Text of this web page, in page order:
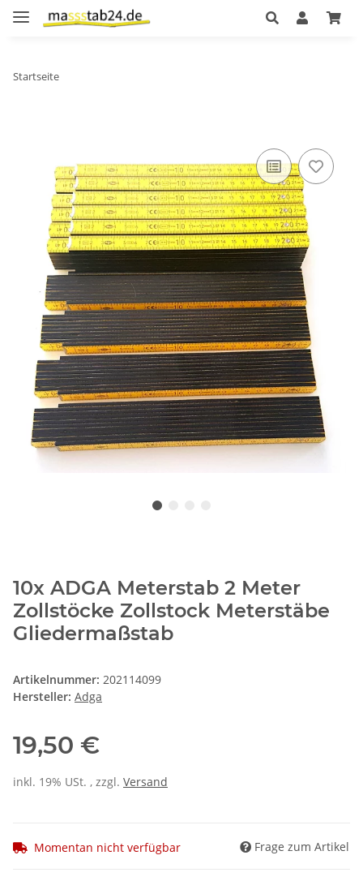
Startseite
10x ADGA Meterstab 2 Meter
Zollstöcke Zollstock Meterstäbe
Gliedermaßstab
Artikelnummer: 202114099
Hersteller: Adga
19,50 €
inkl. 19% USt. , zzgl. Versand
Momentan nicht verfügbar Frage zum Artikel